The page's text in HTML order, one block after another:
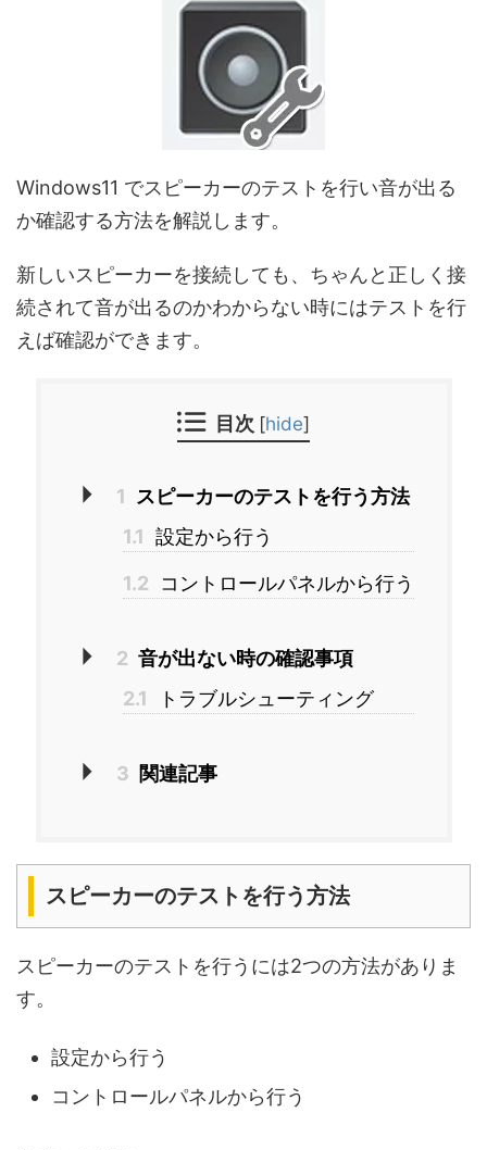
Windows11 でスピーカーのテストを行い音が出る
か確認する方法を解説します。
新しいスピーカーを接続しても、ちゃんと正しく接
続されて音が出るのかわからない時にはテストを行
えば確認ができます。
目次 [hide]
1
スピーカーのテストを行う方法
1.1 設定から行う
1.2 コントロールパネルから行う
2 音が出ない時の確認事項
2.1
トラブルシューティング
3 関連記事
スピーカーのテストを行う方法
スピーカーのテストを行うには2つの方法がありま
す。
設定から行う
コントロールパネルから行う